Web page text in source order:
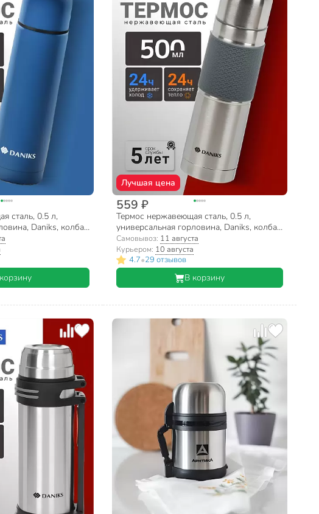
сталь, 0.5 л,
Daniks, колба
сапфирово-синий,
Лучшая цена
559 ₽
Термос нержавеющая сталь, 0.5 л,
универсальная горловина, Daniks, колба
нержавеющая сталь, Z03-500-7011
Самовывоз: 11 августа
Курьером: 10 августа
4.7•29 отзывов
В корзину